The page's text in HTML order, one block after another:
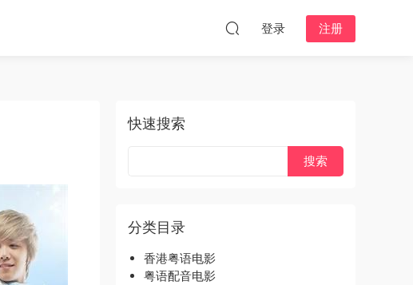
登录 注册
快速搜索
分类目录
香港粤语电影
粤语配音电影